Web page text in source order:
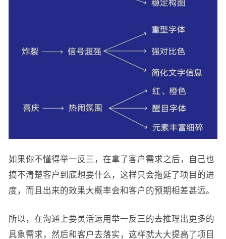
如果你不懂得举一反三，在拿了客户需求之后，自己也
搞不清楚客户到底想要什么，这样只会拖延了项目的进
度，而且出来的效果大概率会和客户的预期相差甚远。
所以，在沟通上要灵活运用举一反三的去推理出更多的
具象需求，然后和客户去落实，这样就大大提高了项目